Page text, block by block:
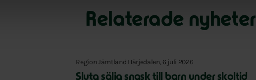
Relaterade nyheter
Region Jämtland Härjedalen, 6 juli 2026
Sluta sälja snask till barn under skoltid